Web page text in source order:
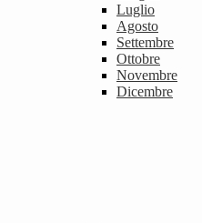
Luglio
Agosto
Settembre
Ottobre
Novembre
Dicembre